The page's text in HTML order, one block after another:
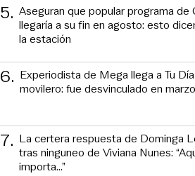
5. Aseguran que popular programa de
llegaría a su fin en agosto: esto
la estación
6. Experiodista de Mega llega a Tu
movilero: fue desvinculado en marzo
7. La certera respuesta de Dominga
tras ninguneo de Viviana Nunes:
importa...”